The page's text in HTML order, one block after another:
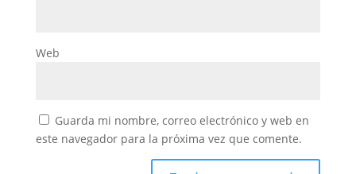
Web
Guarda mi nombre, correo electrónico y web en
este navegador para la próxima vez que comente.